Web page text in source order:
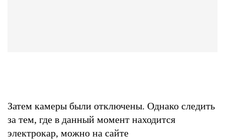
Затем камеры были отключены. Однако следить
за тем, где в данный момент находится
электрокар, можно на сайте